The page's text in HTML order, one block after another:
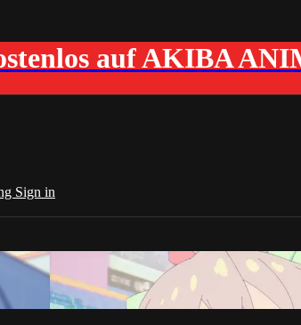
auf AKIBA
Sign in